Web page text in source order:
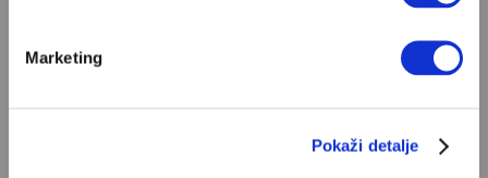
Marketing
Pokaži detalje
najboljih romana